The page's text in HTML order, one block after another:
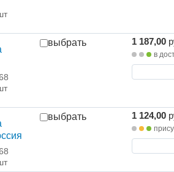
выбрать 1 187,00
в
выбрать 1 124,00